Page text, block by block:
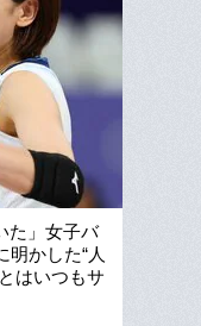
た」女子バ
明かした“人
はいつもサ